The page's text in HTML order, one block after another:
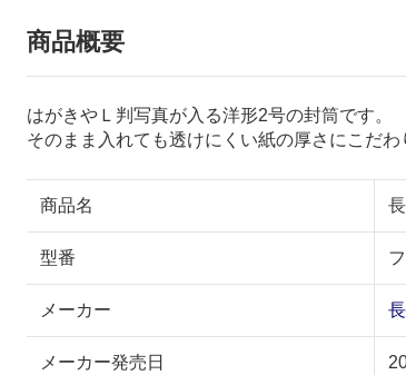
商品概要
はがきやＬ判写真が入る洋形2号の封筒です。
そのまま入れても透けにくい紙の厚さにこだわ
商品名
型番
メーカー
メーカー発売日